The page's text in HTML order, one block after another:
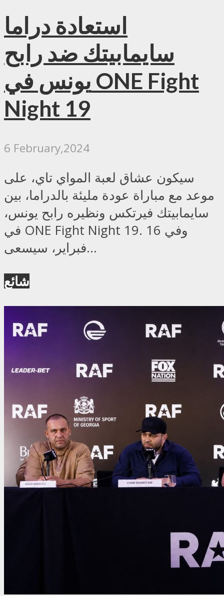
استعادة دراما
سايمابيتك ضد رابح
يونس في ONE Fight
Night 19
6 February,2024
سيكون عشاق لعبة المواي تاي، على
موعد مع مباراة عودة مليئة بالدراما، بين
سايمابيتك فيرتكس ونظيره رابح يونس،
في ONE Fight Night 19. وفي 16
فبراير، سيسعى...
شائع